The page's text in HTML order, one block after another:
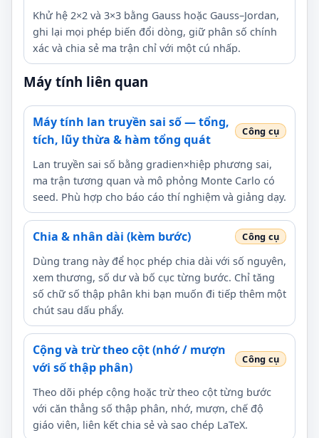
Khử hệ 2×2 và 3×3 bằng Gauss hoặc Gauss–Jordan,
ghi lại mọi phép biến đổi dòng, giữ phân số chính
xác và chia sẻ ma trận chỉ với một cú nhấp.
Máy tính liên quan
Máy tính lan truyền sai số — tổng,
tích, lũy thừa & hàm tổng quát
Lan truyền sai số bằng gradien×hiệp phương sai,
ma trận tương quan và mô phỏng Monte Carlo có
seed. Phù hợp cho báo cáo thí nghiệm và giảng dạy.
Chia & nhân dài (kèm bước)
Dùng trang này để học phép chia dài với số nguyên,
xem thương, số dư và bố cục từng bước. Chỉ tăng
số chữ số thập phân khi bạn muốn đi tiếp thêm một
chút sau dấu phẩy.
Cộng và trừ theo cột (nhớ / mượn
với số thập phân)
Theo dõi phép cộng hoặc trừ theo cột từng bước
với căn thẳng số thập phân, nhớ, mượn, chế độ
giáo viên, liên kết chia sẻ và sao chép LaTeX.